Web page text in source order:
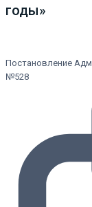
годы»
Постановление
№528